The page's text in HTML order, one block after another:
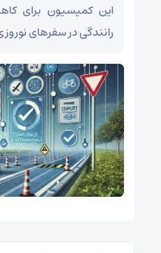
این کمیسیون برای
رانندگی در سفرهای نوروزی ۱۴۰۴ خبر